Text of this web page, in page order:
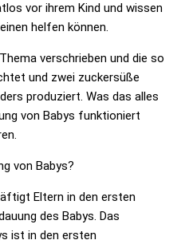
vor ihrem Kind und wissen
helfen können.
verschrieben und die so
und zwei zuckersüße
produziert. Was das alles
von Babys funktioniert
von Babys?
Eltern in den ersten
des Babys. Das
ist in den ersten